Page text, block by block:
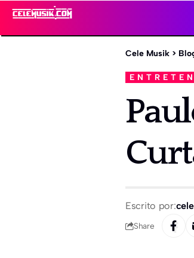
Cele Musik >
Escrito por:
Share